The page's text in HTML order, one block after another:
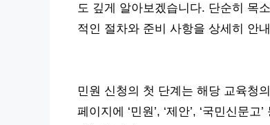
도 깊게 알아보겠습니다. 단순히 목
적인 절차와 준비 사항을 상세히 안
민원 신청의 첫 단계는 해당 교육청
페이지에 ‘민원’, ‘제안’, ‘국민신문